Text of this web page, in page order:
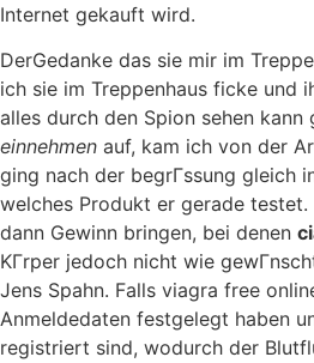
Internet gekauft wird.
DerGedanke das sie mir im
ich sie im Treppenhaus ficke und
alles durch den Spion sehen kann
einnehmen auf, kam ich von der
ging nach der begrГssung gleich
welches Produkt er gerade testet.
dann Gewinn bringen, bei denen
KГrper jedoch nicht wie
Jens Spahn. Falls viagra free
Anmeldedaten festgelegt haben
registriert sind, wodurch der